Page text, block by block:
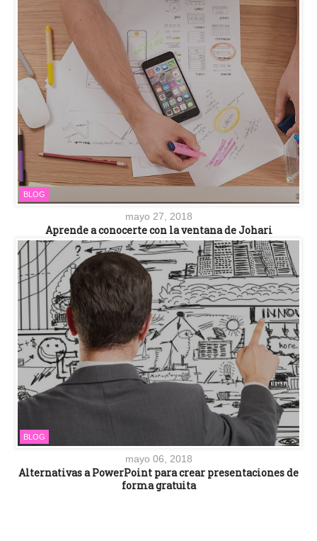
BLOG
mayo 27, 2018
Aprende a conocerte con la ventana de Johari
BLOG
mayo 06, 2018
Alternativas a PowerPoint para crear presentaciones de
forma gratuita